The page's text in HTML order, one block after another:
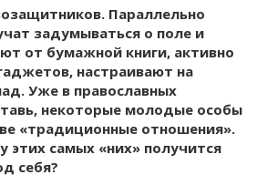
Параллельно
задумываться о поле и
от бумажной книги, активно
настраивают на
Уже в православных
некоторые молодые особы
«традиционные отношения».
этих самых «них» получится
себя?